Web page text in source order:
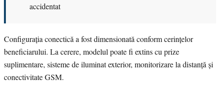
accidentat
Configurația conectică a fost dimensionată conform cerințelor
beneficiarului. La cerere, modelul poate fi extins cu prize
suplimentare, sisteme de iluminat exterior, monitorizare la distanță și
conectivitate GSM.